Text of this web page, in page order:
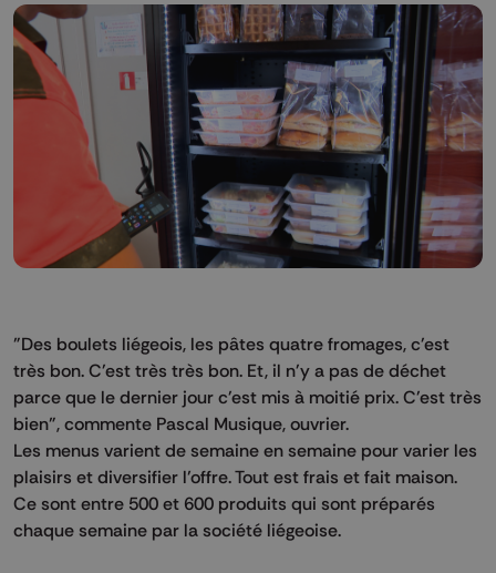
"Des boulets liégeois, les pâtes quatre fromages, c'est
très bon. C'est très très bon. Et, il n'y a pas de déchet
parce que le dernier jour c'est mis à moitié prix. C'est très
bien", commente Pascal Musique, ouvrier.
Les menus varient de semaine en semaine pour varier les
plaisirs et diversifier l’offre. Tout est frais et fait maison.
Ce sont entre 500 et 600 produits qui sont préparés
chaque semaine par la société liégeoise.